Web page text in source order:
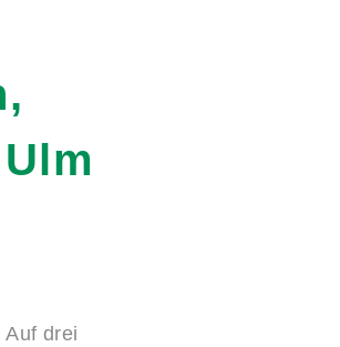
Ulm
drei